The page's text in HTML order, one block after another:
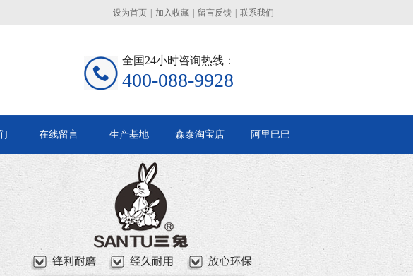
设为首页 加入收藏 留言反馈 联系我们
全国24小时咨询热线：
400-088-9928
在线留言 生产基地 森泰淘宝店 阿里巴巴